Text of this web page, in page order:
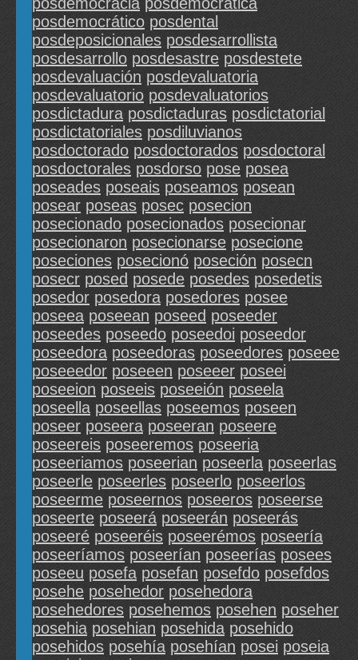
posdemocrático posdental
posdeposicionales posdesarrollista
posdesarrollo posdesastre posdestete
posdevaluación posdevaluatoria
posdevaluatorio posdevaluatorios
posdictadura posdictaduras posdictatorial
posdictatoriales posdiluvianos
posdoctorado posdoctorados posdoctoral
posdoctorales posdorso pose posea
poseades poseais poseamos posean
posear poseas posec posecion
posecionado posecionados posecionar
posecionaron posecionarse posecione
poseciones posecionó poseción posecn
posecr posed posede posedes posedetis
posedor posedora posedores posee
poseea poseean poseed poseeder
poseedes poseedo poseedoi poseedor
poseedora poseedoras poseedores poseee
poseeedor poseeen poseeer poseei
poseeion poseeis poseeión poseela
poseella poseellas poseemos poseen
poseer poseera poseeran poseere
poseereis poseeremos poseeria
poseeriamos poseerian poseerla poseerlas
poseerle poseerles poseerlo poseerlos
poseerme poseernos poseeros poseerse
poseerte poseerá poseerán poseerás
poseeré poseeréis poseerémos poseería
poseeríamos poseerían poseerías posees
poseeu posefa posefan posefdo posefdos
posehe posehedor posehedora
posehedores posehemos posehen poseher
posehia posehian posehida posehido
posehidos posehía posehían posei poseia